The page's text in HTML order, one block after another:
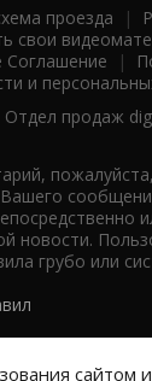
проезда |
свои
Соглашение |
и
Отдел продаж
новости.
грубо или
сайтом